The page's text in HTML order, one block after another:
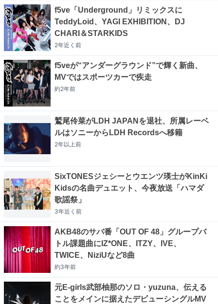
f5ve「Underground」リミックスに
TeddyLoid、YAGI EXHIBITION、DJ
CHARI＆STARKIDS
2年近く 前
f5veが“アンダーグラウンド”で輝く新曲、
MVではスポーツカーで疾走
約2年前
鷲尾伶菜がLDH JAPANを退社、所属レーベ
ルはソニーからLDH Recordsへ移籍
2年以上前
SixTONESジェシーとウエンツ瑛士がKinKi
Kidsの名曲デュエット、今夜放送「ハマダ
歌謡祭」
3年近く 前
AKB48のサバ番「OUT OF 48」グループバ
トル課題曲にIZ*ONE、ITZY、IVE、
TWICE、NiziUなど8曲
約3年前
元E-girls武部柚那のソロ・yuzuna、伝える
ことをメインに据えたデビューシングルMV